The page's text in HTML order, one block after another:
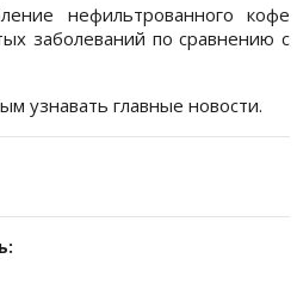
нефильтрованного кофе
заболеваний по сравнению с
узнавать главные новости.